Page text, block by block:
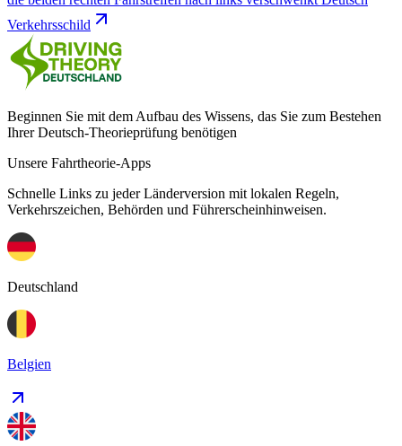
Verkehrsschild
Beginnen Sie mit dem Aufbau des Wissens, das Sie zum Bestehen
Ihrer Deutsch-Theorieprüfung benötigen
Unsere Fahrtheorie-Apps
Schnelle Links zu jeder Länderversion mit lokalen Regeln,
Verkehrszeichen, Behörden und Führerscheinhinweisen.
Deutschland
Belgien